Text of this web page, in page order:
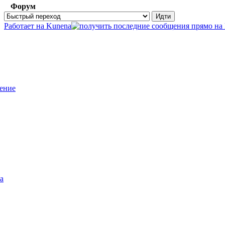
Форум
Работает на Kunena